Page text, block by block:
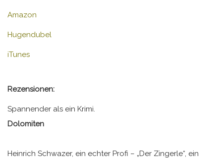
Amazon
Hugendubel
iTunes
Rezensionen:
Spannender als ein Krimi.
Dolomiten
Heinrich Schwazer, ein echter Profi – „Der Zingerle“, ein